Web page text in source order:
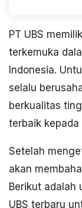
PT UBS
terkemuka
Indonesia.
selalu
berkualitas
terbaik kepada
Setelah
akan
Berikut adalah
UBS terbaru